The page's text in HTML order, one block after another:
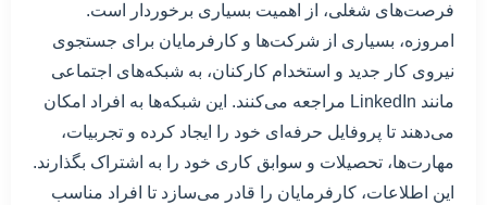
فرصت‌های شغلی، از اهمیت بسیاری برخوردار است.
امروزه، بسیاری از شرکت‌ها و کارفرمایان برای جستجوی
نیروی کار جدید و استخدام کارکنان، به شبکه‌های اجتماعی
مانند LinkedIn مراجعه می‌کنند. این شبکه‌ها به افراد امکان
می‌دهند تا پروفایل حرفه‌ای خود را ایجاد کرده و تجربیات،
مهارت‌ها، تحصیلات و سوابق کاری خود را به اشتراک بگذارند.
این اطلاعات، کارفرمایان را قادر می‌سازد تا افراد مناسب